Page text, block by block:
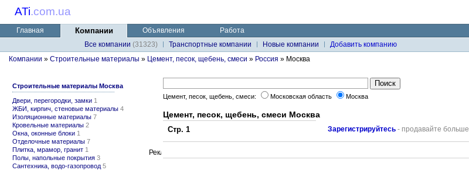
ATi.com.ua
Главная Компании Объявления
Работа
Все компании (31323) Транспортные компании Новые компании
Добавить компанию
Компании » Строительные материалы » Цемент, песок, щебень, смеси » Россия » Москва
Строительные материалы Москва
Двери, перегородки, замки 1
ЖБИ, кирпич, стеновые материалы 4
Изоляционные материалы 7
Кровельные материалы 2
Окна, оконные блоки 1
Отделочные материалы 7
Плитка, мрамор, гранит 1
Полы, напольные покрытия 3
Сантехника, водо-газопровод 5
Цемент, песок, щебень, смеси: Московская область Москва
Цемент, песок, щебень, смеси Москва
Стр. 1 Зарегистрируйтесь - продавайте больше